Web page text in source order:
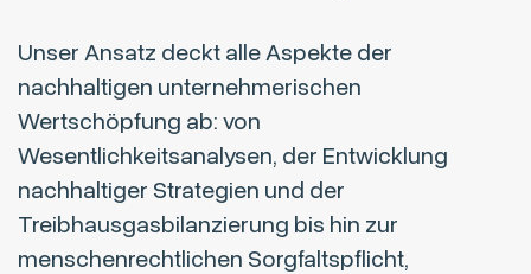
Unser Ansatz deckt alle Aspekte der
nachhaltigen unternehmerischen
Wertschöpfung ab: von
Wesentlichkeitsanalysen, der Entwicklung
nachhaltiger Strategien und der
Treibhausgasbilanzierung bis hin zur
menschenrechtlichen Sorgfaltspflicht,